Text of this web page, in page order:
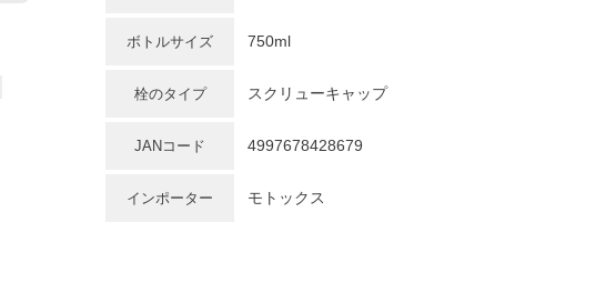
ボトルサイズ 750ml
栓のタイプ スクリューキャップ
JANコード 4997678428679
インポーター モトックス